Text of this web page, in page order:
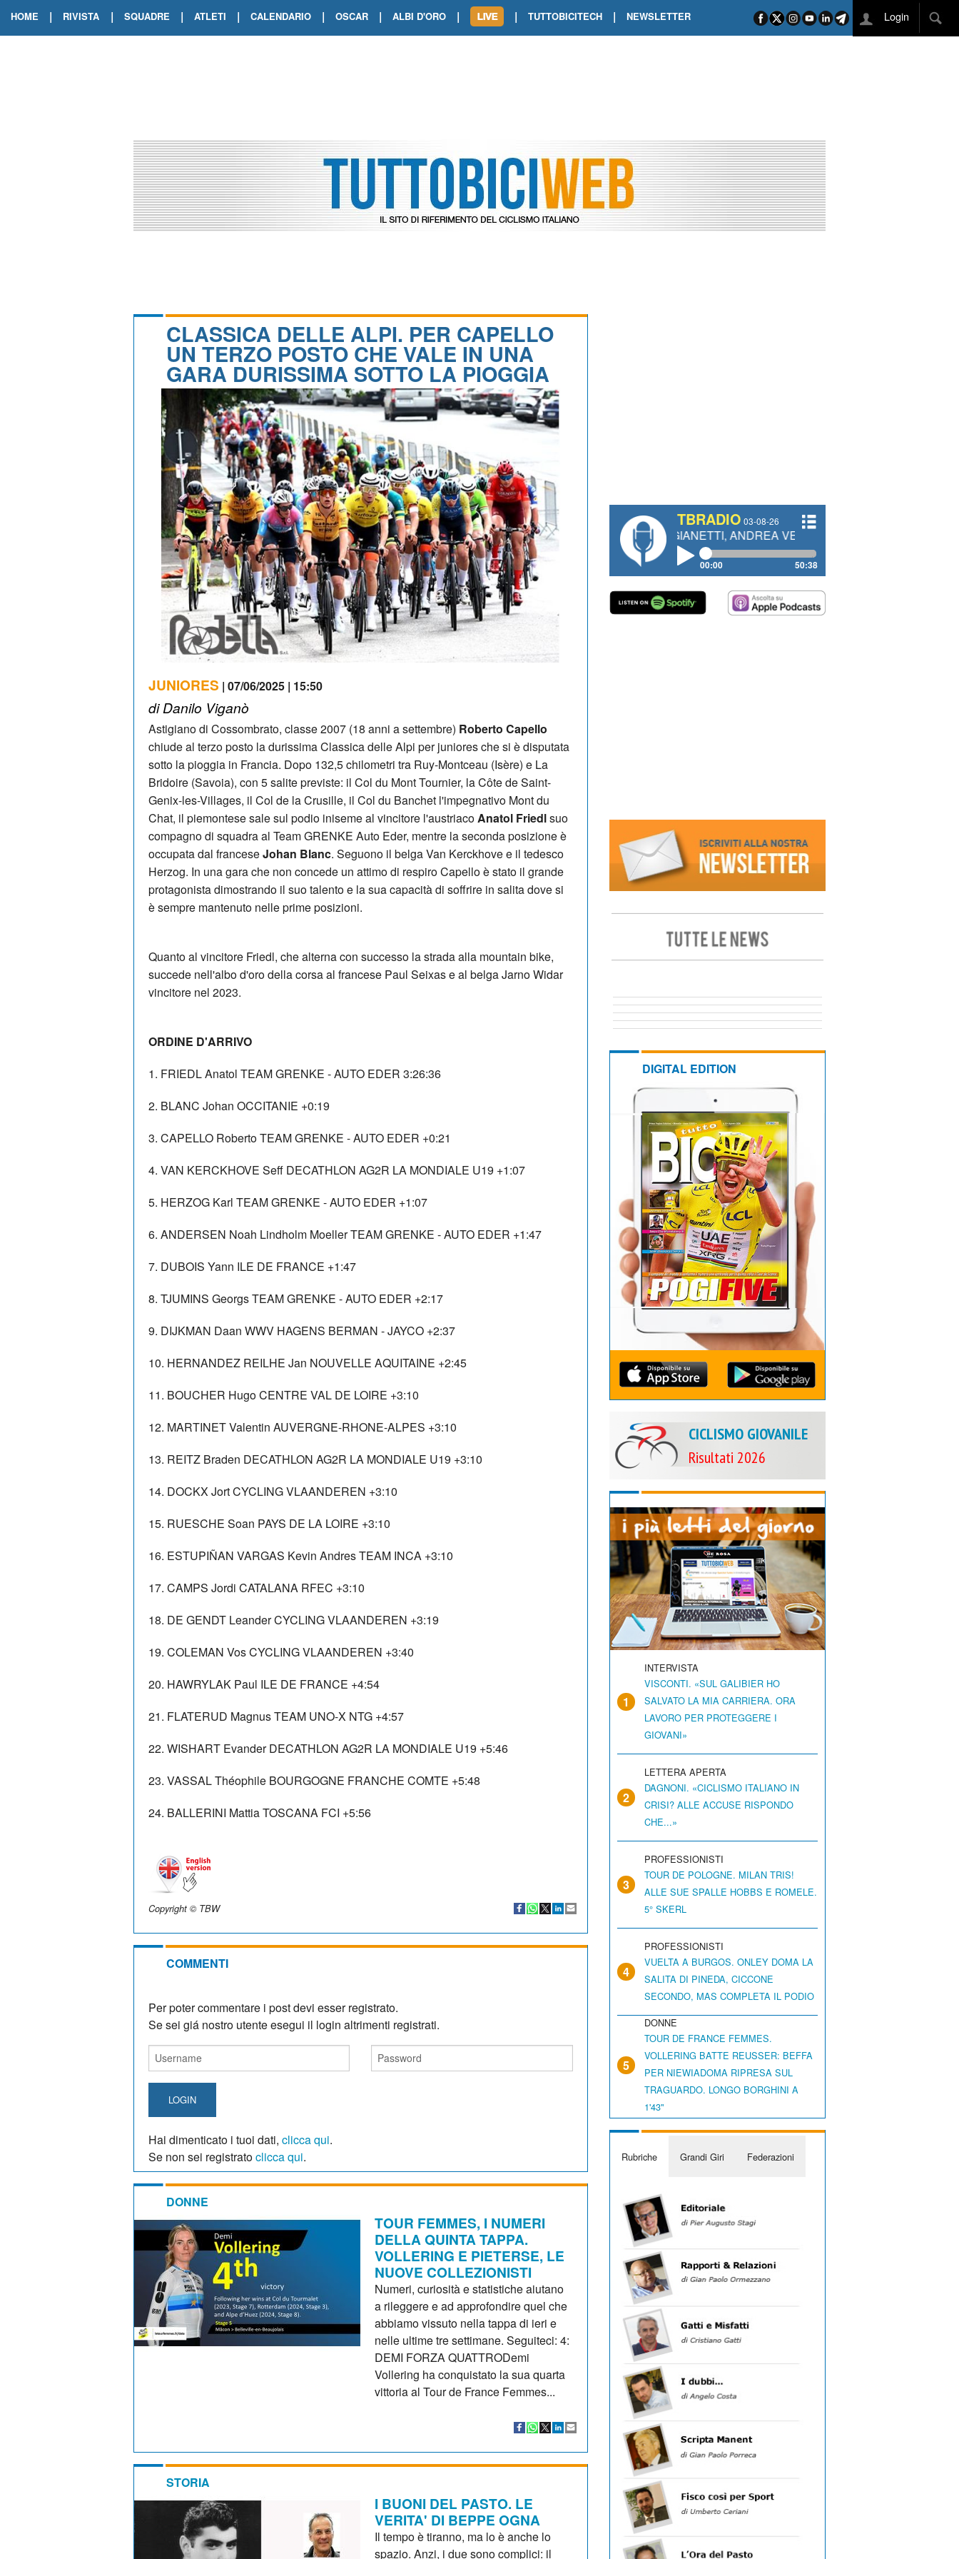
HOME | RIVISTA | SQUADRE | ATLETI | CALENDARIO | OSCAR | ALBI D'ORO |
TOUR DE FRANCE. ORCIERES-MERLETTE INCORONA CARAPAZ
TOUR DE FRANCE. A VOIRON TRIONFO DI PHILIPSEN SU SCHMID E KOOIJ
| TUTTOBICITECH | NEWSLETTER Login
CLASSICA DELLE ALPI. PER CAPELLO
UN TERZO POSTO CHE VALE IN UNA
GARA DURISSIMA SOTTO LA PIOGGIA
JUNIORES | 07/06/2025 | 15:50
di Danilo Viganò
Astigiano di Cossombrato, classe 2007 (18 anni a settembre) Roberto Capello
chiude al terzo posto la durissima Classica delle Alpi per juniores che si è disputata
sotto la pioggia in Francia. Dopo 132,5 chilometri tra Ruy-Montceau (Isère) e La
Bridoire (Savoia), con 5 salite previste: il Col du Mont Tournier, la Côte de Saint-
Genix-les-Villages, il Col de la Crusille, il Col du Banchet l'impegnativo Mont du
Chat, il piemontese sale sul podio iniseme al vincitore l'austriacoAnatol Friedlsuo
compagno di squadra al Team GRENKE Auto Eder, mentre la seconda posizione è
occupata dal franceseJohan Blanc. Seguono il belga Van Kerckhove e il tedesco
Herzog. In una gara che non concede un attimo di respiro Capello è stato il grande
protagonista dimostrando il suo talento e la sua capacità di soffrire in salita dove si
è sempre mantenuto nelle prime posizioni.
Quanto al vincitore Friedl, che alterna con successo la strada alla mountain bike,
succede nell'albo d'oro della corsa al francese Paul Seixas e al belga Jarno Widar
vincitore nel 2023.
ORDINE D'ARRIVO
1. FRIEDL Anatol TEAM GRENKE - AUTO EDER 3:26:36
2. BLANC Johan OCCITANIE +0:19
3. CAPELLO Roberto TEAM GRENKE - AUTO EDER +0:21
4. VAN KERCKHOVE Seff DECATHLON AG2R LA MONDIALE U19 +1:07
5. HERZOG Karl TEAM GRENKE - AUTO EDER +1:07
6. ANDERSEN Noah Lindholm Moeller TEAM GRENKE - AUTO EDER +1:47
7. DUBOIS Yann ILE DE FRANCE +1:47
8. TJUMINS Georgs TEAM GRENKE - AUTO EDER +2:17
9. DIJKMAN Daan WWV HAGENS BERMAN - JAYCO +2:37
10. HERNANDEZ REILHE Jan NOUVELLE AQUITAINE +2:45
11. BOUCHER Hugo CENTRE VAL DE LOIRE +3:10
12. MARTINET Valentin AUVERGNE-RHONE-ALPES +3:10
13. REITZ Braden DECATHLON AG2R LA MONDIALE U19 +3:10
14. DOCKX Jort CYCLING VLAANDEREN +3:10
15. RUESCHE Soan PAYS DE LA LOIRE +3:10
16. ESTUPIÑAN VARGAS Kevin Andres TEAM INCA +3:10
17. CAMPS Jordi CATALANA RFEC +3:10
18. DE GENDT Leander CYCLING VLAANDEREN +3:19
19. COLEMAN Vos CYCLING VLAANDEREN +3:40
20. HAWRYLAK Paul ILE DE FRANCE +4:54
21. FLATERUD Magnus TEAM UNO-X NTG +4:57
22. WISHART Evander DECATHLON AG2R LA MONDIALE U19 +5:46
23. VASSAL Théophile BOURGOGNE FRANCHE COMTE +5:48
24. BALLERINI Mattia TOSCANA FCI +5:56
Copyright © TBW
COMMENTI
Per poter commentare i post devi esser registrato.
Se sei giá nostro utente esegui il login altrimenti registrati.
LOGIN
Hai dimenticato i tuoi dati, clicca qui.
Se non sei registratoclicca qui.
DONNE
TOUR FEMMES, I NUMERI
DELLA QUINTA TAPPA.
VOLLERING E PIETERSE, LE
NUOVE COLLEZIONISTI
Numeri, curiosità e statistiche aiutano
a rileggere e ad approfondire quel che
abbiamo vissuto nella tappa di ieri e
nelle ultime tre settimane. Seguiteci: 4:
DEMI FORZA QUATTRODemi
Vollering ha conquistato la sua quarta
vittoria al Tour de France Femmes...
STORIA
I BUONI DEL PASTO. LE
VERITA' DI BEPPE OGNA
Il tempo è tiranno, ma lo è anche lo
spazio. Anzi, i due sono complici: il
TBRADIO 03-08-26
#334 CHARLY WEGELIUS, MAURO GIANETTI, ANDREA VENDRAME, FILIPPO FIORELLI
00:00 50:38
DIGITAL EDITION
CICLISMO GIOVANILE
Risultati 2026
1
INTERVISTA
VISCONTI. «SUL GALIBIER HO
SALVATO LA MIA CARRIERA. ORA
LAVORO PER PROTEGGERE I
GIOVANI»
2
LETTERA APERTA
DAGNONI. «CICLISMO ITALIANO IN
CRISI? ALLE ACCUSE RISPONDO
CHE...»
3
PROFESSIONISTI
TOUR DE POLOGNE. MILAN TRIS!
ALLE SUE SPALLE HOBBS E ROMELE.
5° SKERL
4
PROFESSIONISTI
VUELTA A BURGOS. ONLEY DOMA LA
SALITA DI PINEDA, CICCONE
SECONDO, MAS COMPLETA IL PODIO
5
DONNE
TOUR DE FRANCE FEMMES.
VOLLERING BATTE REUSSER: BEFFA
PER NIEWIADOMA RIPRESA SUL
TRAGUARDO. LONGO BORGHINI A
1'43"
Rubriche Grandi Giri Federazioni